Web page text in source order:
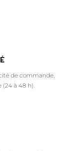
de commande,
(24 à 48 h).